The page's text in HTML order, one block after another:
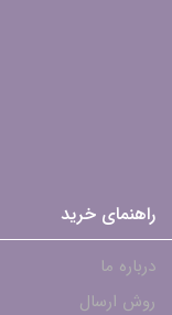
راهنمای خرید
درباره ما
روش ارسال